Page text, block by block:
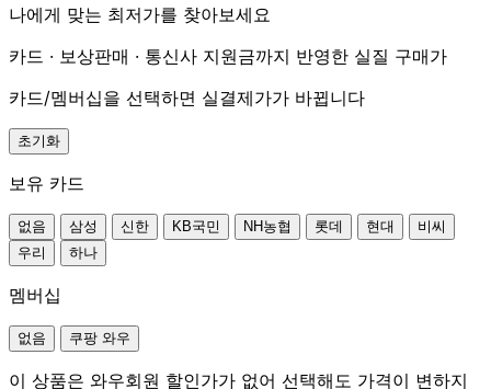
나에게 맞는 최저가를 찾아보세요
카드 · 보상판매 · 통신사 지원금까지 반영한 실질 구매가
카드/멤버십을 선택하면 실결제가가 바뀝니다
초기화
보유 카드
없음 삼성 신한 KB국민 NH농협 롯데 현대
비씨
우리
하나
멤버십
없음 쿠팡 와우
이 상품은 와우회원 할인가가 없어 선택해도 가격이 변하지